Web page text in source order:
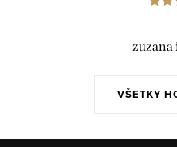
VŠETKY
zuzana